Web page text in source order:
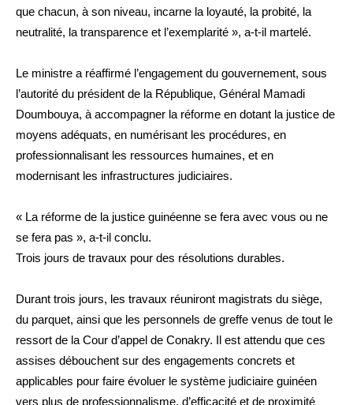
que chacun, à son niveau, incarne la loyauté, la probité, la
neutralité, la transparence et l’exemplarité », a-t-il martelé.
Le ministre a réaffirmé l’engagement du gouvernement, sous
l’autorité du président de la République, Général Mamadi
Doumbouya, à accompagner la réforme en dotant la justice de
moyens adéquats, en numérisant les procédures, en
professionnalisant les ressources humaines, et en
modernisant les infrastructures judiciaires.
« La réforme de la justice guinéenne se fera avec vous ou ne
se fera pas », a-t-il conclu.
Trois jours de travaux pour des résolutions durables.
Durant trois jours, les travaux réuniront magistrats du siège,
du parquet, ainsi que les personnels de greffe venus de tout le
ressort de la Cour d’appel de Conakry. Il est attendu que ces
assises débouchent sur des engagements concrets et
applicables pour faire évoluer le système judiciaire guinéen
vers plus de professionnalisme, d’efficacité et de proximité